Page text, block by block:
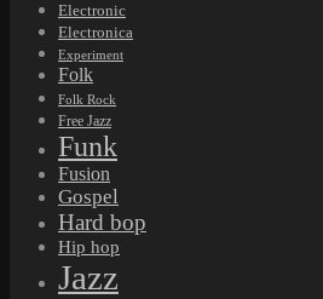
Electronic
Electronica
Experiment
Folk
Folk Rock
Free Jazz
Funk
Fusion
Gospel
Hard bop
Hip hop
Jazz